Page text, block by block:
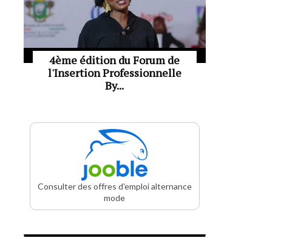
4ème édition du Forum de
l'Insertion Professionnelle
By...
Consulter des offres d'emploi alternance
mode